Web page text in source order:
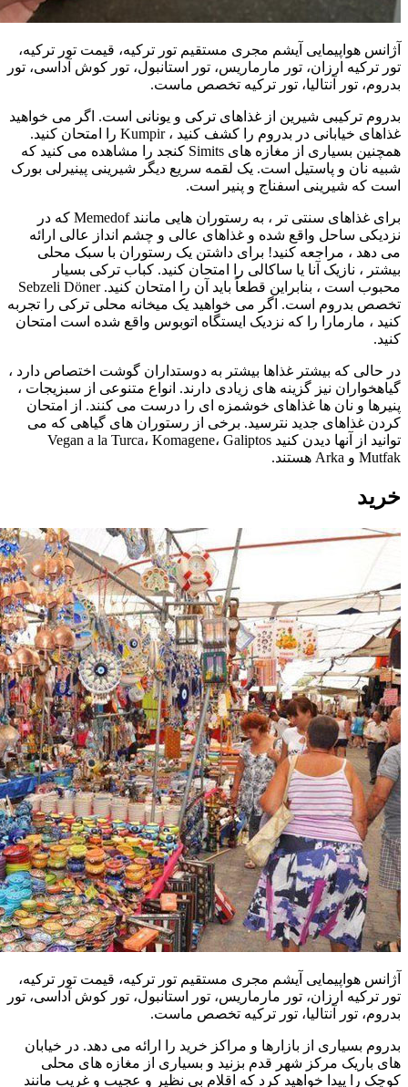
آژانس هواپیمایی آیشم مجری مستقیم تور ترکیه، قیمت تور ترکیه،
تور ترکیه ارزان، تور مارماریس، تور استانبول، تور کوش آداسی، تور
بدروم، تور آنتالیا، تور ترکیه تخصص ماست.
بدروم ترکیبی شیرین از غذاهای ترکی و یونانی است. اگر می خواهید
غذاهای خیابانی در بدروم را کشف کنید ، Kumpir را امتحان کنید.
همچنین بسیاری از مغازه های Simits کنجد را مشاهده می کنید که
شبیه نان و پاستیل است. یک لقمه سریع دیگر شیرینی پینیرلی بورک
است که شیرینی اسفناج و پنیر است.
برای غذاهای سنتی تر ، به رستوران هایی مانند Memedof که در
نزدیکی ساحل واقع شده و غذاهای عالی و چشم انداز عالی ارائه
می دهد ، مراجعه کنید! برای داشتن یک رستوران با سبک محلی
بیشتر ، نازیک آنا یا ساکالی را امتحان کنید. کباب ترکی بسیار
محبوب است ، بنابراین قطعاً باید آن را امتحان کنید. Sebzeli Döner
تخصص بدروم است. اگر می خواهید یک میخانه محلی ترکی را تجربه
کنید ، مارمارا را که نزدیک ایستگاه اتوبوس واقع شده است امتحان
کنید.
در حالی که بیشتر غذاها بیشتر به دوستداران گوشت اختصاص دارد ،
گیاهخواران نیز گزینه های زیادی دارند. انواع متنوعی از سبزیجات ،
پنیرها و نان ها غذاهای خوشمزه ای را درست می کنند. از امتحان
کردن غذاهای جدید نترسید. برخی از رستوران های گیاهی که می
توانید از آنها دیدن کنید Vegan a la Turca، Komagene، Galiptos
Mutfak و Arka هستند.
خرید
آژانس هواپیمایی آیشم مجری مستقیم تور ترکیه، قیمت تور ترکیه،
تور ترکیه ارزان، تور مارماریس، تور استانبول، تور کوش آداسی، تور
بدروم، تور آنتالیا، تور ترکیه تخصص ماست.
بدروم بسیاری از بازارها و مراکز خرید را ارائه می دهد. در خیابان
های باریک مرکز شهر قدم بزنید و بسیاری از مغازه های محلی
کوچک را پیدا خواهید کرد که اقلام بی نظیر و عجیب و غریب مانند